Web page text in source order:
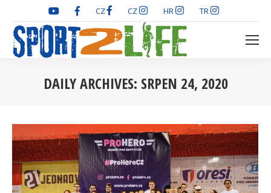
CZ CZ HR TR
DAILY ARCHIVES: SRPEN 24, 2020